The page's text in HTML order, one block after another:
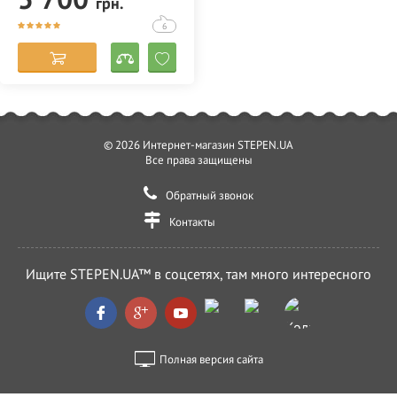
недорого в Украине
(Одессе) 356786
6
© 2026 Интернет-магазин STEPEN.UA
Все права защищены
Обратный звонок
Контакты
Ищите STEPEN.UA™ в соцсетях, там много интересного
Полная версия сайта